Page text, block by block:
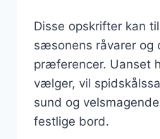
Disse opskrifter kan
sæsonens råvarer og
præferencer. Uanset
vælger, vil
sund og
festlige bord.